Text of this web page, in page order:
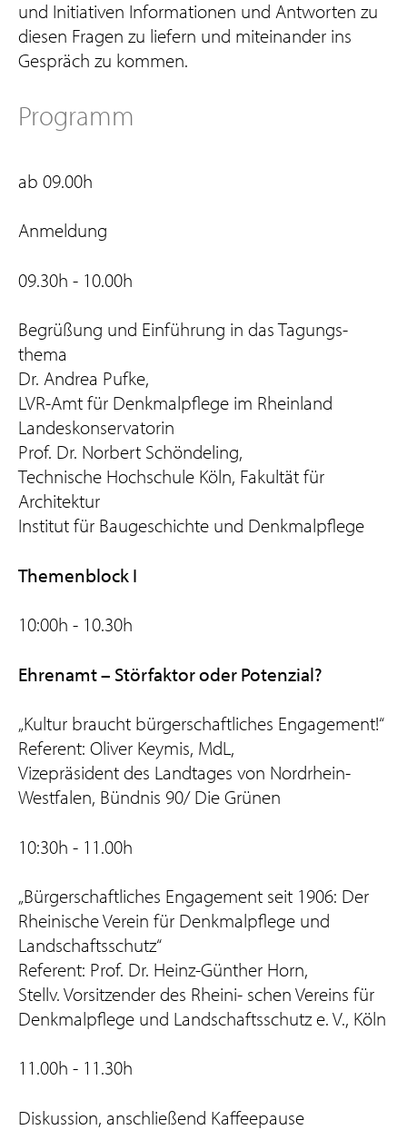
und Initiativen Informationen und Antworten zu
diesen Fragen zu liefern und miteinander ins
Gespräch zu kommen.
Programm
ab 09.00h
Anmeldung
09.30h - 10.00h
Begrüßung und Einführung in das Tagungs-
thema
Dr. Andrea Pufke,
LVR-Amt für Denkmalpflege im Rheinland
Landeskonservatorin
Prof. Dr. Norbert Schöndeling,
Technische Hochschule Köln, Fakultät für
Architektur
Institut für Baugeschichte und Denkmalpflege
Themenblock I
10:00h - 10.30h
Ehrenamt – Störfaktor oder Potenzial?
„Kultur braucht bürgerschaftliches Engagement!“
Referent: Oliver Keymis, MdL,
Vizepräsident des Landtages von Nordrhein-
Westfalen, Bündnis 90/ Die Grünen
10:30h - 11.00h
„Bürgerschaftliches Engagement seit 1906: Der
Rheinische Verein für Denkmalpflege und
Landschaftsschutz“
Referent: Prof. Dr. Heinz-Günther Horn,
Stellv. Vorsitzender des Rheini- schen Vereins für
Denkmalpflege und Landschaftsschutz e. V., Köln
11.00h - 11.30h
Diskussion, anschließend Kaffeepause